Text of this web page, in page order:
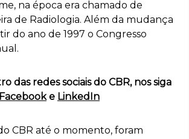
na época era chamado de
de Radiologia. Além da mudança
do ano de 1997 o Congresso
das redes sociais do CBR, nos siga
Facebooke LinkedIn
CBR até o momento, foram